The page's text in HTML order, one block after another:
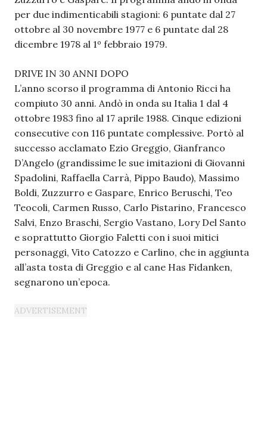
per due indimenticabili stagioni: 6 puntate dal 27
ottobre al 30 novembre 1977 e 6 puntate dal 28
dicembre 1978 al 1º febbraio 1979.
DRIVE IN 30 ANNI DOPO
L’anno scorso il programma di Antonio Ricci ha
compiuto 30 anni. Andò in onda su Italia 1 dal 4
ottobre 1983 fino al 17 aprile 1988. Cinque edizioni
consecutive con 116 puntate complessive. Portò al
successo acclamato Ezio Greggio, Gianfranco
D’Angelo (grandissime le sue imitazioni di Giovanni
Spadolini, Raffaella Carrà, Pippo Baudo), Massimo
Boldi, Zuzzurro e Gaspare, Enrico Beruschi, Teo
Teocoli, Carmen Russo, Carlo Pistarino, Francesco
Salvi, Enzo Braschi, Sergio Vastano, Lory Del Santo
e soprattutto Giorgio Faletti con i suoi mitici
personaggi, Vito Catozzo e Carlino, che in aggiunta
all’asta tosta di Greggio e al cane Has Fidanken,
segnarono un’epoca.